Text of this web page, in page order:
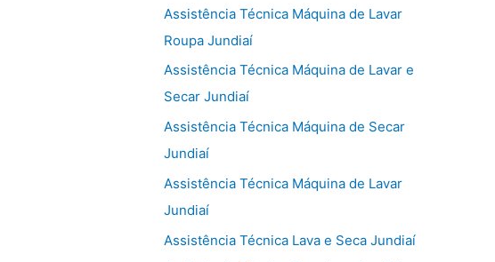
Assistência Técnica Máquina de Lavar
Roupa Jundiaí
Assistência Técnica Máquina de Lavar e
Secar Jundiaí
Assistência Técnica Máquina de Secar
Jundiaí
Assistência Técnica Máquina de Lavar
Jundiaí
Assistência Técnica Lava e Seca Jundiaí